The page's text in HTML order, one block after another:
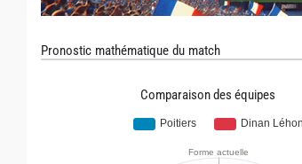
Pronostic mathématique du match
Comparaison des équipes